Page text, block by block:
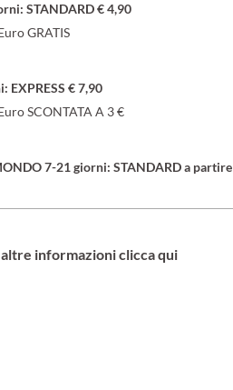
STANDARD € 4,90
GRATIS
EXPRESS € 7,90
SCONTATA A 3 €
7-21 giorni: STANDARD a
altre informazioni clicca qui